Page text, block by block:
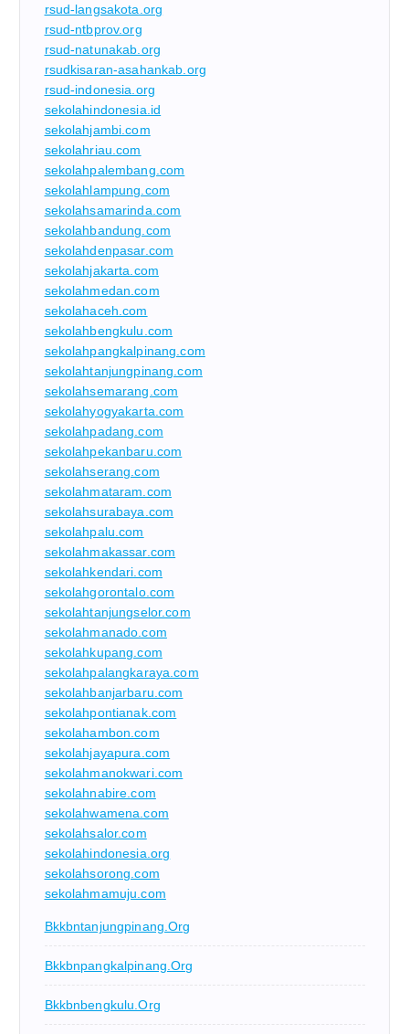
rsud-langsakota.org
rsud-ntbprov.org
rsud-natunakab.org
rsudkisaran-asahankab.org
rsud-indonesia.org
sekolahindonesia.id
sekolahjambi.com
sekolahriau.com
sekolahpalembang.com
sekolahlampung.com
sekolahsamarinda.com
sekolahbandung.com
sekolahdenpasar.com
sekolahjakarta.com
sekolahmedan.com
sekolahaceh.com
sekolahbengkulu.com
sekolahpangkalpinang.com
sekolahtanjungpinang.com
sekolahsemarang.com
sekolahyogyakarta.com
sekolahpadang.com
sekolahpekanbaru.com
sekolahserang.com
sekolahmataram.com
sekolahsurabaya.com
sekolahpalu.com
sekolahmakassar.com
sekolahkendari.com
sekolahgorontalo.com
sekolahtanjungselor.com
sekolahmanado.com
sekolahkupang.com
sekolahpalangkaraya.com
sekolahbanjarbaru.com
sekolahpontianak.com
sekolahambon.com
sekolahjayapura.com
sekolahmanokwari.com
sekolahnabire.com
sekolahwamena.com
sekolahsalor.com
sekolahindonesia.org
sekolahsorong.com
sekolahmamuju.com
Bkkbntanjungpinang.org
Bkkbnpangkalpinang.org
Bkkbnbengkulu.org